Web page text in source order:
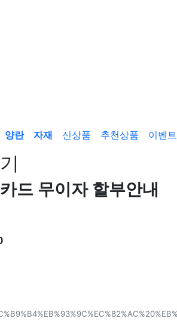
양란 자재 신상품 추천상품 이벤트
드 무이자 할부안내